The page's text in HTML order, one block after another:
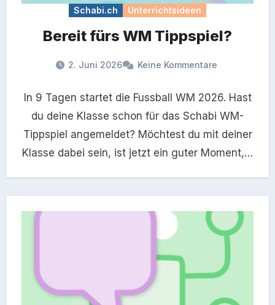
Schabi.ch Unterrichtsideen
Bereit fürs WM Tippspiel?
2. Juni 2026 Keine Kommentare
In 9 Tagen startet die Fussball WM 2026. Hast
du deine Klasse schon für das Schabi WM-
Tippspiel angemeldet? Möchtest du mit deiner
Klasse dabei sein, ist jetzt ein guter Moment,…